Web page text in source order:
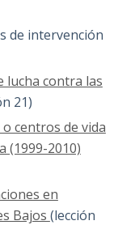
de intervención
lucha contra las
21)
centros de vida
(1999-2010)
en
Bajos (lección